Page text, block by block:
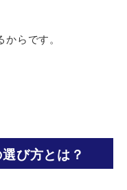
らです。
び方とは？